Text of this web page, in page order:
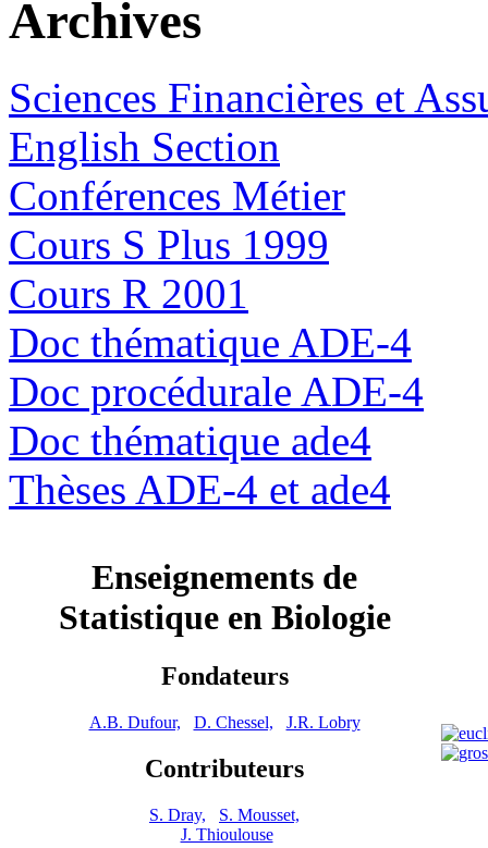
Archives
Sciences Financières et
English Section
Conférences Métier
Cours S Plus 1999
Cours R 2001
Doc thématique ADE-4
Doc procédurale ADE-4
Doc thématique ade4
Thèses ADE-4 et ade4
Enseignements de
Statistique en Biologie
Fondateurs
A.B. Dufour, D. Chessel, J.R. Lobry
Contributeurs
S. Dray,
S. Mousset,
J. Thioulouse